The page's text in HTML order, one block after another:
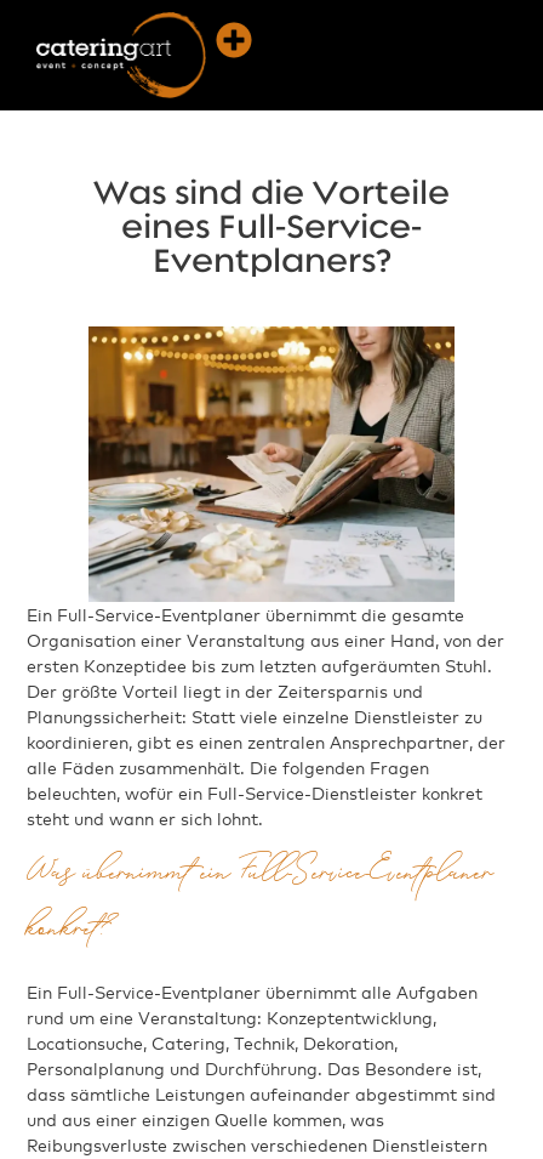
Was sind die Vorteile
eines Full-Service-
Eventplaners?
Ein Full-Service-Eventplaner übernimmt die gesamte
Organisation einer Veranstaltung aus einer Hand, von der
ersten Konzeptidee bis zum letzten aufgeräumten Stuhl.
Der größte Vorteil liegt in der Zeitersparnis und
Planungssicherheit: Statt viele einzelne Dienstleister zu
koordinieren, gibt es einen zentralen Ansprechpartner, der
alle Fäden zusammenhält. Die folgenden Fragen
beleuchten, wofür ein Full-Service-Dienstleister konkret
steht und wann er sich lohnt.
Was übernimmt ein Full-Service-Eventplaner
konkret?
Ein Full-Service-Eventplaner übernimmt alle Aufgaben
rund um eine Veranstaltung: Konzeptentwicklung,
Locationsuche, Catering, Technik, Dekoration,
Personalplanung und Durchführung. Das Besondere ist,
dass sämtliche Leistungen aufeinander abgestimmt sind
und aus einer einzigen Quelle kommen, was
Reibungsverluste zwischen verschiedenen Dienstleistern